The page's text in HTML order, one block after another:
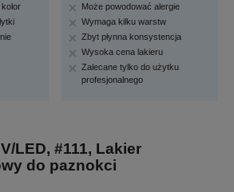
kolor
Może powodować alergie
Wymaga kilku warstw
Zbyt płynna konsystencja
Wysoka cena lakieru
Zalecane tylko do użytku
profesjonalnego
LED, #111, Lakier
do paznokci